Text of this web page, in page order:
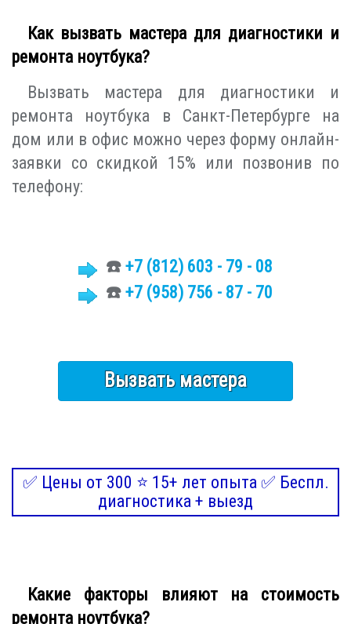
Как вызвать мастера для диагностики и
ремонта ноутбука?
Вызвать мастера для диагностики и
ремонта ноутбука в Санкт-Петербурге на
дом или в офис можно через форму онлайн-
заявки со скидкой 15% или позвонив по
телефону:
☎️ +7 (812) 603 - 79 - 08
☎️ +7 (958) 756 - 87 - 70
Вызвать мастера
✅ Цены от 300 ⭐ 15+ лет опыта ✅ Беспл.
диагностика + выезд
Какие факторы влияют на стоимость
ремонта ноутбука?